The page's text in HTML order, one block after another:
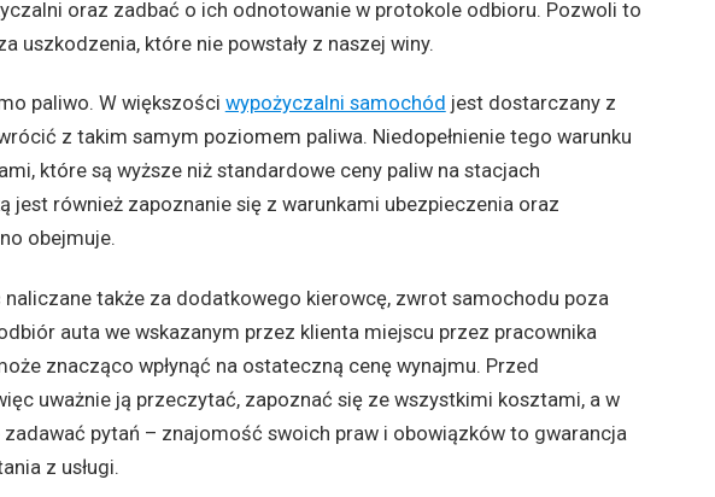
oraz zadbać o ich odnotowanie w protokole odbioru. Pozwoli to
uszkodzenia, które nie powstały z naszej winy.
paliwo. W większości wypożyczalni samochód jest dostarczany z
z takim samym poziomem paliwa. Niedopełnienie tego warunku
które są wyższe niż standardowe ceny paliw na stacjach
jest również zapoznanie się z warunkami ubezpieczenia oraz
obejmuje.
naliczane także za dodatkowego kierowcę, zwrot samochodu poza
auta we wskazanym przez klienta miejscu przez pracownika
znacząco wpłynąć na ostateczną cenę wynajmu. Przed
uważnie ją przeczytać, zapoznać się ze wszystkimi kosztami, a w
pytań – znajomość swoich praw i obowiązków to gwarancja
z usługi.